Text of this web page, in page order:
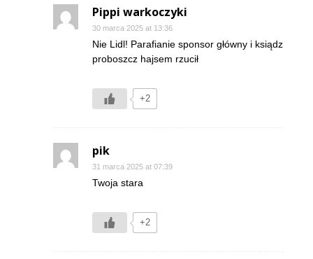
Pippi warkoczyki
30 marca 2025 at 13:36
Nie Lidl! Parafianie sponsor główny i ksiądz
proboszcz hajsem rzucił
+2
pik
31 marca 2025 at 07:39
Twoja stara
+2